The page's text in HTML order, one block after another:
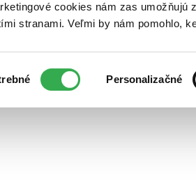
cookies nám zas umožňujú
stranami. Veľmi by nám pomohlo,
Personalizačné